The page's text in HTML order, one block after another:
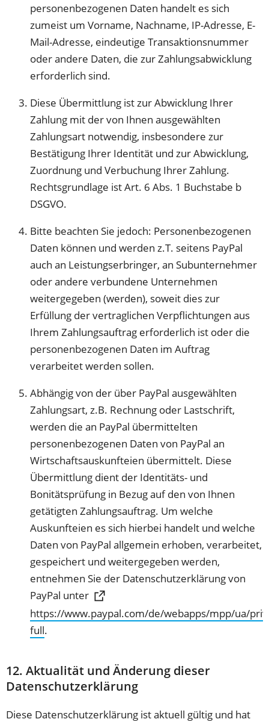
personenbezogenen Daten handelt es sich
zumeist um Vorname, Nachname, IP-Adresse, E-
Mail-Adresse, eindeutige Transaktionsnummer
oder andere Daten, die zur Zahlungsabwicklung
erforderlich sind.
Diese Übermittlung ist zur Abwicklung Ihrer
Zahlung mit der von Ihnen ausgewählten
Zahlungsart notwendig, insbesondere zur
Bestätigung Ihrer Identität und zur Abwicklung,
Zuordnung und Verbuchung Ihrer Zahlung.
Rechtsgrundlage ist Art. 6 Abs. 1 Buchstabe b
DSGVO.
Bitte beachten Sie jedoch: Personenbezogenen
Daten können und werden z.T. seitens PayPal
auch an Leistungserbringer, an Subunternehmer
oder andere verbundene Unternehmen
weitergegeben (werden), soweit dies zur
Erfüllung der vertraglichen Verpflichtungen aus
Ihrem Zahlungsauftrag erforderlich ist oder die
personenbezogenen Daten im Auftrag
verarbeitet werden sollen.
Abhängig von der über PayPal ausgewählten
Zahlungsart, z.B. Rechnung oder Lastschrift,
werden die an PayPal übermittelten
personenbezogenen Daten von PayPal an
Wirtschaftsauskunfteien übermittelt. Diese
Übermittlung dient der Identitäts- und
Bonitätsprüfung in Bezug auf den von Ihnen
getätigten Zahlungsauftrag. Um welche
Auskunfteien es sich hierbei handelt und welche
Daten von PayPal allgemein erhoben, verarbeitet,
gespeichert und weitergegeben werden,
entnehmen Sie der Datenschutzerklärung von
PayPal unter
https://www.paypal.com/de/webapps/mpp/ua/
full
(Öffnet
einem
neuen
.
12. Aktualität und Änderung dieser
Datenschutzerklärung
Diese Datenschutzerklärung ist aktuell gültig und hat